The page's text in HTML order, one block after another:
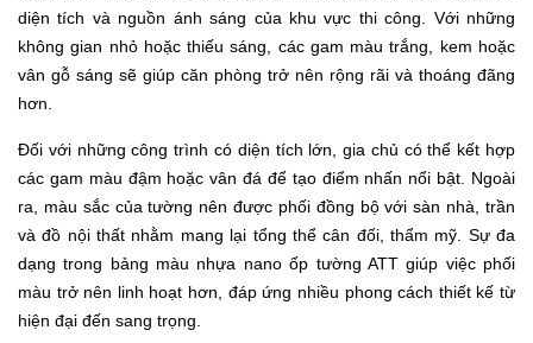
diện tích và nguồn ánh sáng của khu vực thi công. Với những
không gian nhỏ hoặc thiếu sáng, các gam màu trắng, kem hoặc
vân gỗ sáng sẽ giúp căn phòng trở nên rộng rãi và thoáng đãng
hơn.
Đối với những công trình có diện tích lớn, gia chủ có thể kết hợp
các gam màu đậm hoặc vân đá để tạo điểm nhấn nổi bật. Ngoài
ra, màu sắc của tường nên được phối đồng bộ với sàn nhà, trần
và đồ nội thất nhằm mang lại tổng thể cân đối, thẩm mỹ. Sự đa
dạng trong bảng màu nhựa nano ốp tường ATT giúp việc phối
màu trở nên linh hoạt hơn, đáp ứng nhiều phong cách thiết kế từ
hiện đại đến sang trọng.